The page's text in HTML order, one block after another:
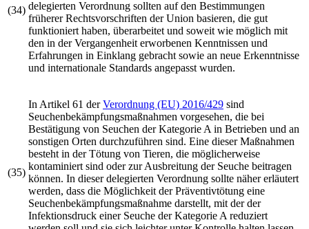
(34) delegierten Verordnung sollten auf den Bestimmungen
früherer Rechtsvorschriften der Union basieren, die gut
funktioniert haben, überarbeitet und soweit wie möglich mit
den in der Vergangenheit erworbenen Kenntnissen und
Erfahrungen in Einklang gebracht sowie an neue Erkenntnisse
und internationale Standards angepasst wurden.
(35)
In Artikel 61 derVerordnung (EU) 2016/429 sind
Seuchenbekämpfungsmaßnahmen vorgesehen, die bei
Bestätigung von Seuchen der Kategorie A in Betrieben und an
sonstigen Orten durchzuführen sind. Eine dieser Maßnahmen
besteht in der Tötung von Tieren, die möglicherweise
kontaminiert sind oder zur Ausbreitung der Seuche beitragen
können. In dieser delegierten Verordnung sollte näher erläutert
werden, dass die Möglichkeit der Präventivtötung eine
Seuchenbekämpfungsmaßnahme darstellt, mit der der
Infektionsdruck einer Seuche der Kategorie A reduziert